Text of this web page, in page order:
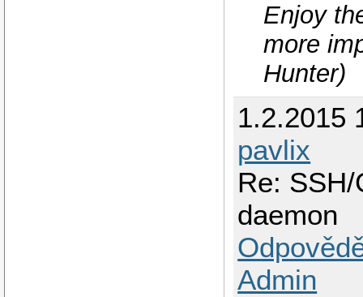
Enjoy
more
Hunter)
1.2.2015
pavlix
Re:
daemon
Admin